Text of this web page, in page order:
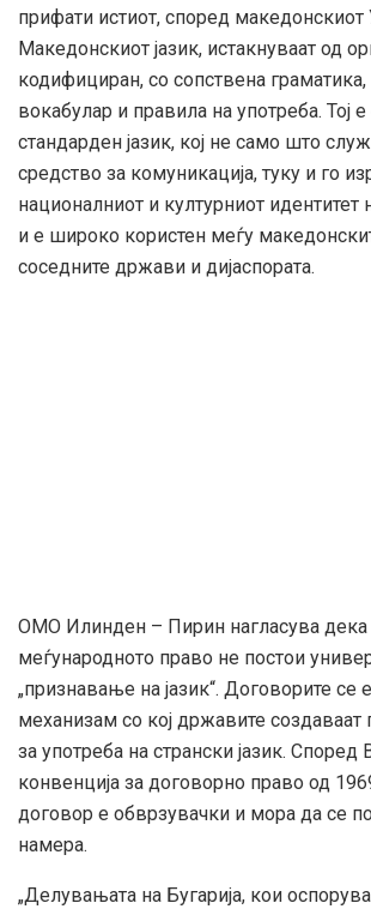
прифати истиот, според македонскиот
Македонскиот јазик, истакнуваат од
кодифициран, со сопствена
вокабулар и правила на употреба. Тој
стандарден јазик, кој не само што
средство за комуникација, туку и го
националниот и културниот
и е широко користен меѓу
соседните држави и дијаспората.
ОМО Илинден – Пирин нагласува дека
меѓународното право не постои
„признавање на јазик“. Договорите се
механизам со кој државите создаваат
за употреба на странски јазик. Според
конвенција за договорно право од
договор е обврзувачки и мора да се
намера.
„Делувањата на Бугарија, кои